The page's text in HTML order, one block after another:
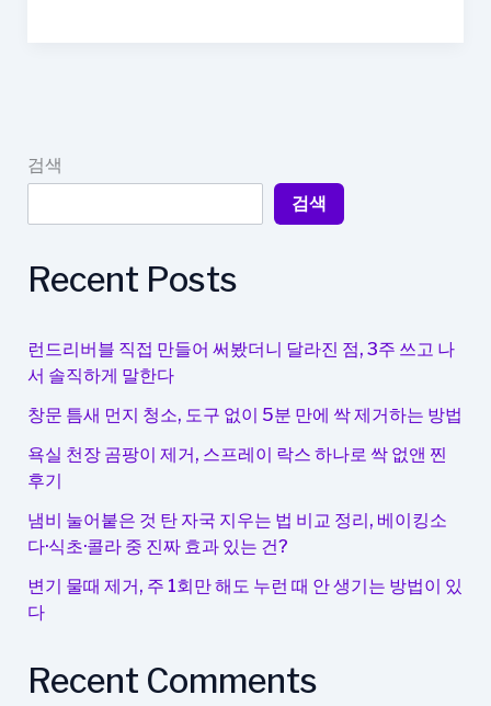
십
법
경
검색
검색
Recent Posts
런드리버블 직접 만들어 써봤더니 달라진 점, 3주 쓰고 나
서 솔직하게 말한다
창문 틈새 먼지 청소, 도구 없이 5분 만에 싹 제거하는 방법
욕실 천장 곰팡이 제거, 스프레이 락스 하나로 싹 없앤 찐
후기
냄비 눌어붙은 것 탄 자국 지우는 법 비교 정리, 베이킹소
다·식초·콜라 중 진짜 효과 있는 건?
변기 물때 제거, 주 1회만 해도 누런 때 안 생기는 방법이 있
다
Recent Comments